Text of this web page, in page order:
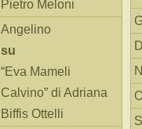
Pietro Meloni
Angelino
su
“Eva Mameli
Calvino” di Adriana
Biffis Ottelli